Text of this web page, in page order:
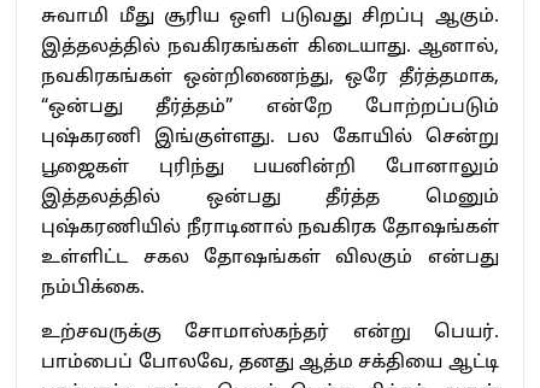
சுவாமி மீது சூரிய ஒளி படுவது சிறப்பு ஆகும்.
இத்தலத்தில் நவகிரகங்கள் கிடையாது. ஆனால்,
நவகிரகங்கள் ஒன்றிணைந்து, ஒரே தீர்த்தமாக,
“ஒன்பது தீர்த்தம்” என்றே போற்றப்படும்
புஷ்கரணி இங்குள்ளது. பல கோயில் சென்று
பூஜைகள் புரிந்து பயனின்றி போனாலும்
இத்தலத்தில் ஒன்பது தீர்த்த மெனும்
புஷ்கரணியில் நீராடினால் நவகிரக தோஷங்கள்
உள்ளிட்ட சகல தோஷங்கள் விலகும் என்பது
நம்பிக்கை.
உற்சவருக்கு சோமாஸ்கந்தர் என்று பெயர்.
பாம்பைப் போலவே, தனது ஆத்ம சக்தியை ஆட்டி